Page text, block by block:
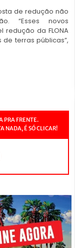
de redução não
“Esses novos
da FLONA
terras públicas”,
PRA FRENTE.
NADA, É SÓ CLICAR!